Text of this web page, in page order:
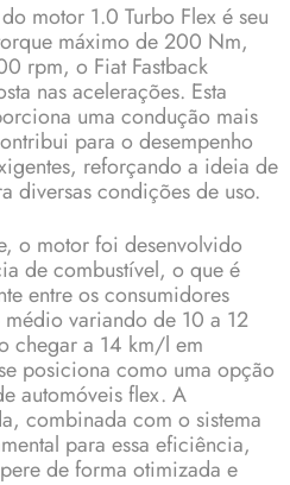
motor 1.0 Turbo Flex é seu
máximo de 200 Nm,
rpm, o Fiat Fastback
nas acelerações. Esta
uma condução mais
para o desempenho
reforçando a ideia de
diversas condições de uso.
o motor foi desenvolvido
de combustível, o que é
entre os consumidores
variando de 10 a 12
chegar a 14 km/l em
posiciona como uma opção
automóveis flex. A
combinada com o sistema
para essa eficiência,
de forma otimizada e